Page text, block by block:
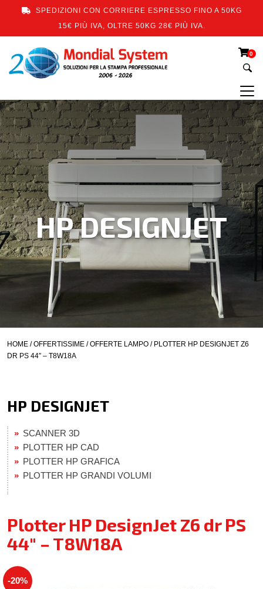
SPEDIZIONI CON CORRIERE ESPRESSO FINO A 50KG
15€ PIÙ IVA, OLTRE 50KG 28€ PIÙ IVA.
0
HP DESIGNJET
HOME /OFFERTISSIME /OFFERTE LAMPO / PLOTTER HP DESIGNJET Z6
DR PS 44″ – T8W18A
HP DESIGNJET
SCANNER 3D
PLOTTER HP CAD
PLOTTER HP GRAFICA
PLOTTER HP GRANDI VOLUMI
Plotter HP DesignJet Z6 dr PS
44″ – T8W18A
-20%